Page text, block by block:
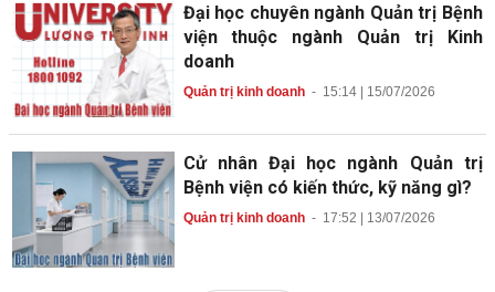
Đại học chuyên ngành Quản trị Bệnh
viện thuộc ngành Quản trị Kinh
doanh
Quản trị kinh doanh- 15:14 | 15/07/2026
Cử nhân Đại học ngành Quản trị
Bệnh viện có kiến thức, kỹ năng gì?
Quản trị kinh doanh- 17:52 | 13/07/2026